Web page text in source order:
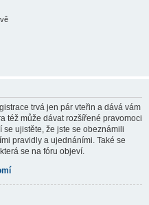
trvá jen pár vteřin a dává vám
též může dávat rozšířené pravomoci
ujistěte, že jste se obeznámili
pravidly a ujednáními. Také se
se na fóru objeví.